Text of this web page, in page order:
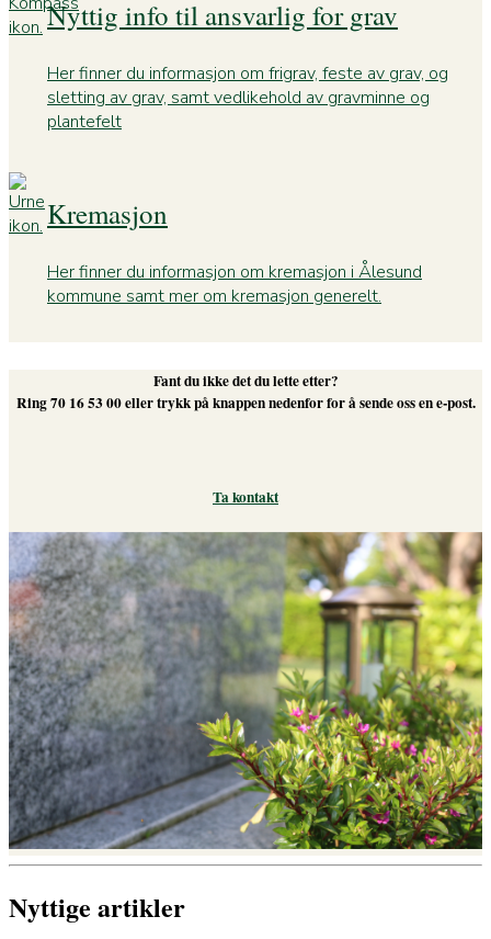
Nyttig info til ansvarlig for grav
Her finner du informasjon om frigrav, feste av grav, og
sletting av grav, samt vedlikehold av gravminne og
plantefelt
Kremasjon
Her finner du informasjon om kremasjon i Ålesund
kommune samt mer om kremasjon generelt.
Fant du ikke det du lette etter?
Ring 70 16 53 00 eller trykk på knappen nedenfor for å sende oss en e-post.
Ta kontakt
Nyttige artikler